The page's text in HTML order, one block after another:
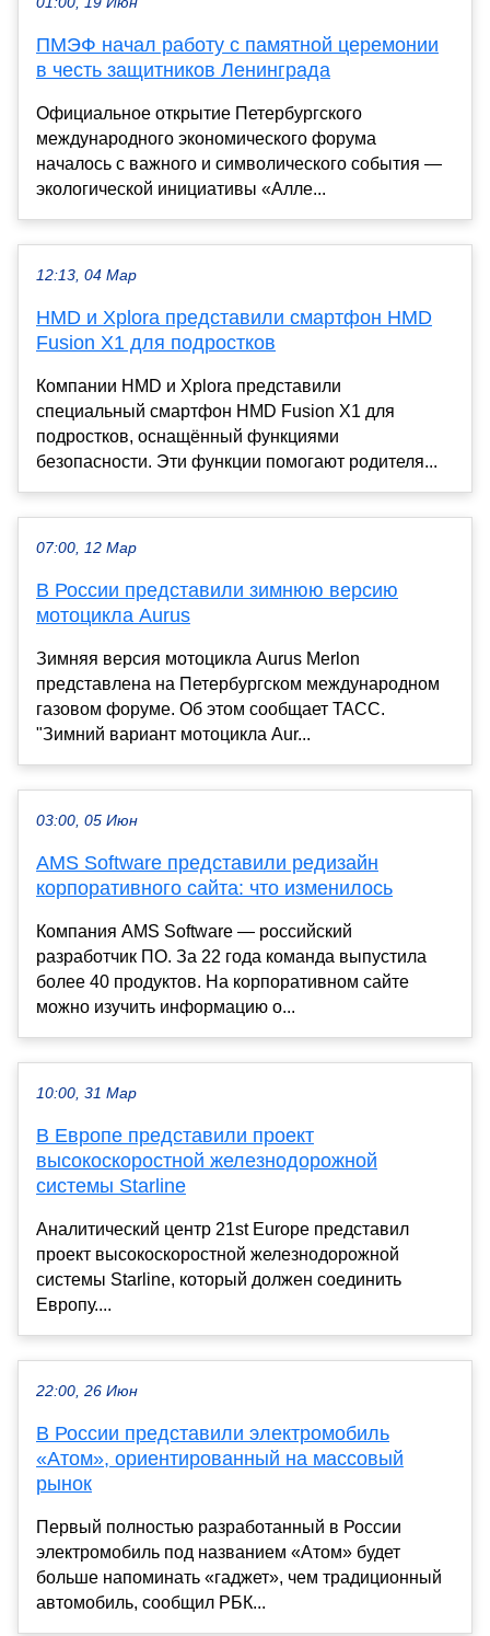
ПМЭФ начал работу с памятной церемонии
в честь защитников Ленинграда
Официальное открытие Петербургского
международного экономического форума
началось с важного и символического события —
экологической инициативы «Алле...
12:13, 04 Мар
HMD и Xplora представили смартфон HMD
Fusion X1 для подростков
Компании HMD и Xplora представили
специальный смартфон HMD Fusion X1 для
подростков, оснащённый функциями
безопасности. Эти функции помогают родителя...
07:00, 12 Мар
В России представили зимнюю версию
мотоцикла Aurus
Зимняя версия мотоцикла Aurus Merlon
представлена на Петербургском международном
газовом форуме. Об этом сообщает ТАСС.
"Зимний вариант мотоцикла Aur...
03:00, 05 Июн
AMS Software представили редизайн
корпоративного сайта: что изменилось
Компания AMS Software — российский
разработчик ПО. За 22 года команда выпустила
более 40 продуктов. На корпоративном сайте
можно изучить информацию о...
10:00, 31 Мар
В Европе представили проект
высокоскоростной железнодорожной
системы Starline
Аналитический центр 21st Europe представил
проект высокоскоростной железнодорожной
системы Starline, который должен соединить
Европу....
22:00, 26 Июн
В России представили электромобиль
«Атом», ориентированный на массовый
рынок
Первый полностью разработанный в России
электромобиль под названием «Атом» будет
больше напоминать «гаджет», чем традиционный
автомобиль, сообщил РБК...